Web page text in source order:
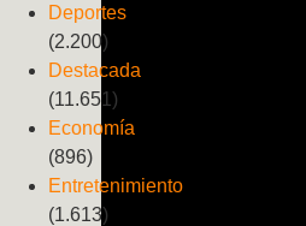
Deportes
(2.200)
Destacada
(11.651)
Economía
(896)
Entretenimiento
(1.613)